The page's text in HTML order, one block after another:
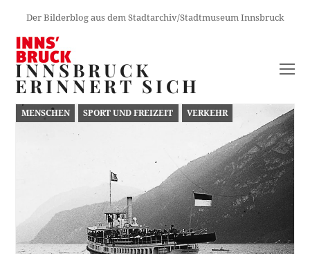
Der Bilderblog aus dem Stadtarchiv/Stadtmuseum Innsbruck
INNSBRUCK
ERINNERT SICH
MENSCHEN SPORT UND FREIZEIT VERKEHR